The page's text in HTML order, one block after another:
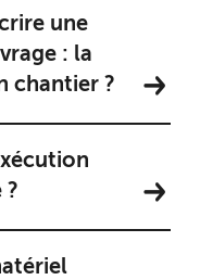
une
: la
chantier ?
?